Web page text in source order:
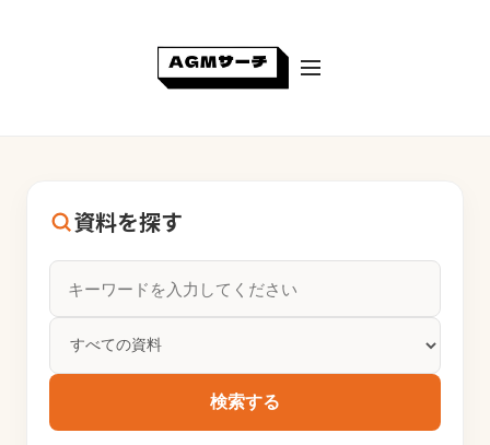
資料を探す
検索する